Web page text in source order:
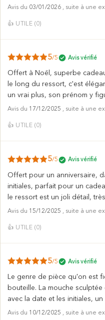
Avis du 03/01/2026 , suite à une
👍 UTILE (0)
5/5 Avis vérifié
Offert à Noël, superbe
le long du ressort, c'est
un vrai plus, son prénom y
Avis du 17/12/2025 , suite à une
👍 UTILE (0)
5/5 Avis vérifié
Offert pour un anniversaire,
initiales, parfait pour un
le ressort est un joli détail,
Avis du 15/12/2025 , suite à une
👍 UTILE (0)
5/5 Avis vérifié
Le genre de pièce qu'on est
bouteille. La mouche
avec la date et les initiales,
Avis du 10/12/2025 , suite à une